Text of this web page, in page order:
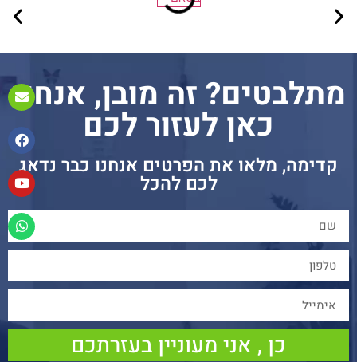
מתלבטים? זה מובן, אנחנו
כאן לעזור לכם
קדימה, מלאו את הפרטים אנחנו כבר נדאג
לכם להכל
כן , אני מעוניין בעזרתכם